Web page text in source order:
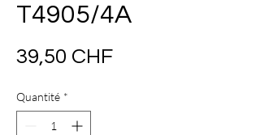
T4905/4A
39,50 CHFPrix
Quantité *